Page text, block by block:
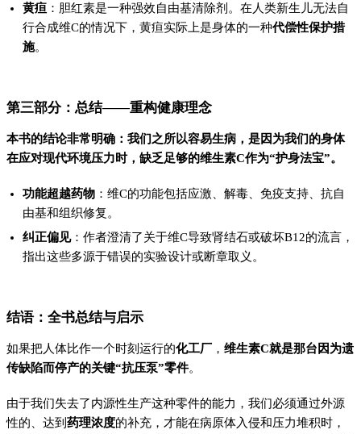
黄疸 ：胆红素是一种强效自由基清除剂。在人类新生儿无法自
行合成维C的情况下，黄疸实际上是身体的一种代偿性保护措
施。
第三部分：总结——重构健康理念
本书的结论非常明确：我们之所以容易生病，是因为我们的身体
在应对现代环境压力时，缺乏足够的维生素C作为“护身法宝”。
功能超越药物 ：维C的功能包括应激、解毒、免疫支持、抗自
由基和组织修复。
纠正偏见：作者澄清了关于维C导致肾结石或破坏B12的流言，
指出这些多源于错误的实验设计或断章取义。
结语：全书总结与启示
如果把人体比作一个时刻运行的化工厂 ， 维生素C就是那台因为遗
传缺陷而停产的关键“抗压泵”零件。
由于我们失去了内源性生产这种零件的能力，我们必须通过外源
性的、达到 药理浓度的补充，才能在病原体入侵和压力堆积时，